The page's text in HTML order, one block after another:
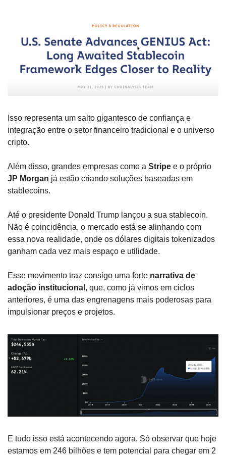
Isso representa um salto gigantesco de confiança e
integração entre o setor financeiro tradicional e o universo
cripto.
Além disso, grandes empresas como a Stripe
JP Morgan já estão criando soluções baseadas em
stablecoins.
Até o presidente Donald Trump lançou a sua stablecoin.
Não é coincidência, o mercado está se alinhando com
essa nova realidade, onde os dólares digitais tokenizados
ganham cada vez mais espaço e utilidade.
Esse movimento traz consigo uma forte narrativa de
adoção institucional , que, como já vimos em ciclos
anteriores, é uma das engrenagens mais poderosas para
impulsionar preços e projetos.
E tudo isso está acontecendo agora. Só observar que hoje
estamos em 246 bilhões e tem potencial para chegar em 2